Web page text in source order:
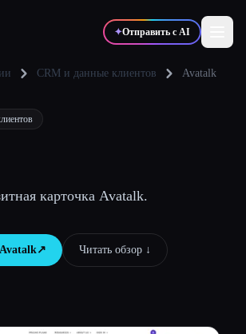
✦Отправить с AI
CRM и данные клиентов Avatalk
карточка Avatalk.
Avatalk↗︎ Читать обзор ↓︎